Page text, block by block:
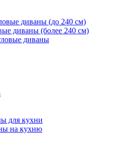
диваны (до 240 см)
диваны (более 240 см)
диваны
для кухни
на кухню